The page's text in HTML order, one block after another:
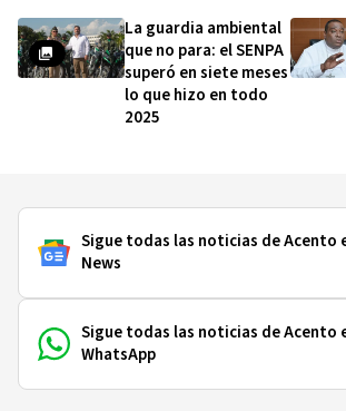
La guardia ambiental
que no para: el SENPA
superó en siete meses
lo que hizo en todo
2025
Sigue todas las noticias de Acento
News
Sigue todas las noticias de Acento
WhatsApp